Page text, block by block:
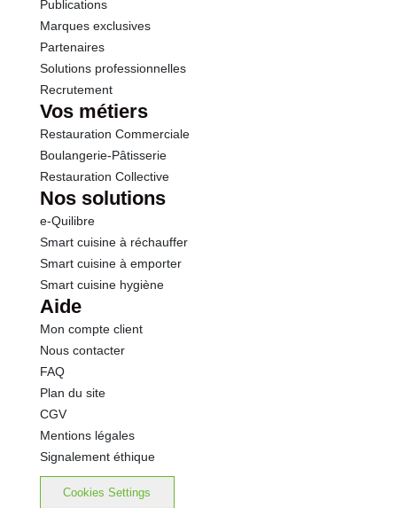
Sel
Sodium
Calcium
Publications
Marques exclusives
Partenaires
Solutions professionnelles
Recrutement
Vos métiers
Restauration Commerciale
Boulangerie-Pâtisserie
Restauration Collective
Nos solutions
e-Quilibre
Smart cuisine à réchauffer
Smart cuisine à emporter
Smart cuisine hygiène
Aide
Mon compte client
Nous contacter
FAQ
Plan du site
CGV
Mentions légales
Signalement éthique
Cookies Settings